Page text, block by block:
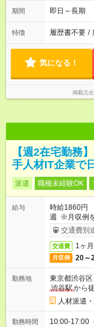
期間 即日～長期
特徴 履歴書不要 /
気になる！
掲載元
【週2在宅勤務
手人材IT企業で
派遣 職種未経験OK
給与
時給1860円
週 ※月収例
ービス利用
交通費別
交通費 1ヶ
月収例 20～
勤務地
東京都渋谷区
渋谷駅から
人材派遣
勤務時間 10:00-17:00